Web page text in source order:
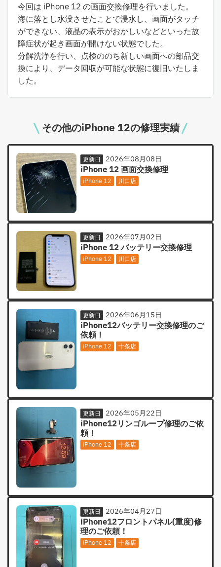
今回は iPhone 12 の画面交換修理を行いました。
海に落とし水没させたことで浸水し、画面がタッチ
ができない、液晶の表示がおかしいなどといった故
障症状が起き画面が開けない状態でした。
分解洗浄を行い、点検ののち新しい画面への部品交
換により、データ回収が可能な状態に復旧いたしま
した。
その他のiPhone 12の修理実績
更新日 2026年08月08日
iPhone 12 画面交換修理
iPhone 12 川口店
更新日 2026年07月02日
iPhone 12 バッテリー交換修理
iPhone 12 川口店
更新日 2026年06月15日
iPhone12バッテリー交換修理のご
依頼！
iPhone 12 十条店
更新日 2026年05月22日
iPhone12リンゴループ修理のご依
頼！
iPhone 12 十条店
更新日 2026年04月27日
iPhone12フロントパネル(重度)修
理のご依頼！
iPhone 12 十条店